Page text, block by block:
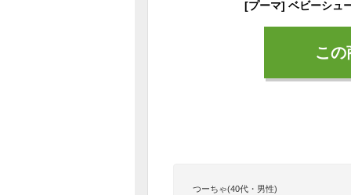
こ
つーちゃ(40代・男性)